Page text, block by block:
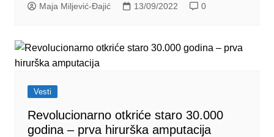
Maja Miljević-Đajić 13/09/2022 0
Vesti
Revolucionarno otkriće staro 30.000
godina – prva hirurška amputacija